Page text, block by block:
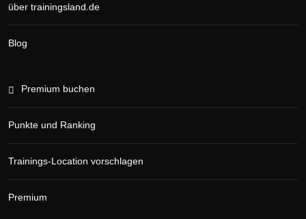
über trainingsland.de
Blog
Premium buchen
Punkte und Ranking
Trainings-Location vorschlagen
Premium